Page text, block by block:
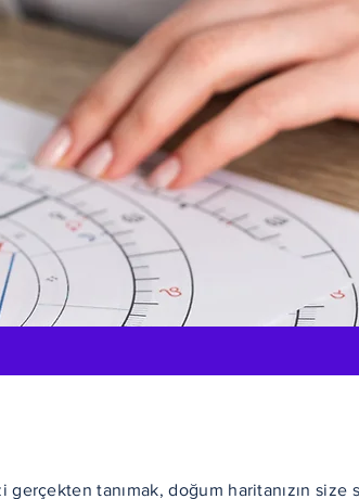
gerçekten tanımak, doğum haritanızın size